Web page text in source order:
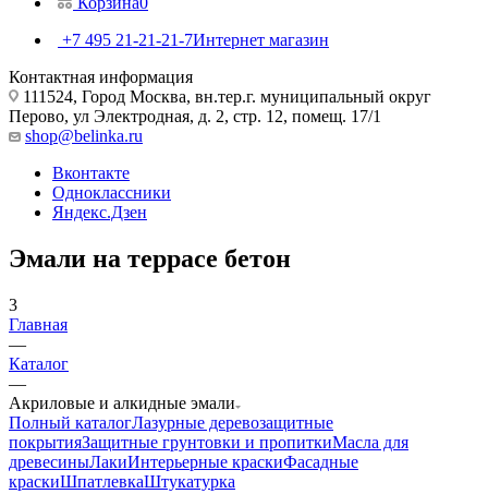
+7 495 21-21-21-7Интернет магазин
Контактная информация
111524, Город Москва, вн.тер.г. муниципальный округ
Перово, ул Электродная, д. 2, стр. 12, помещ. 17/1
shop@belinka.ru
Вконтакте
Одноклассники
Яндекс.Дзен
Эмали на террасе бетон
3
Главная
—
Каталог
—
Акриловые и алкидные эмали
Полный каталогЛазурные деревозащитные
покрытияЗащитные грунтовки и пропиткиМасла для
древесиныЛакиИнтерьерные краскиФасадные
краскиШпатлевкаШтукатурка